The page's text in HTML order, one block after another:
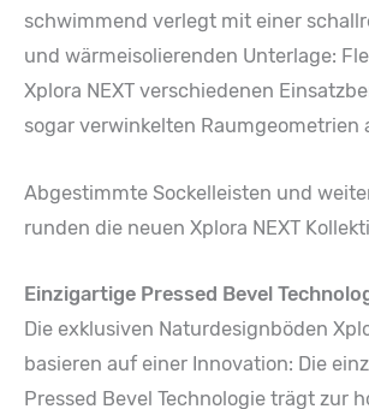
schwimmend verlegt mit einer
und wärmeisolierenden Unterlage:
Xplora NEXT verschiedenen
sogar verwinkelten Raumgeometrien
Abgestimmte Sockelleisten und
runden die neuen Xplora NEXT
Einzigartige Pressed Bevel
Die exklusiven Naturdesignböden
basieren auf einer Innovation: Die
Pressed Bevel Technologie trägt zur